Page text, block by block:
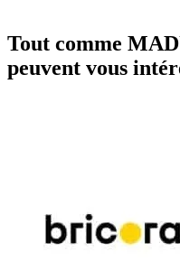
Tout comme
peuvent vous